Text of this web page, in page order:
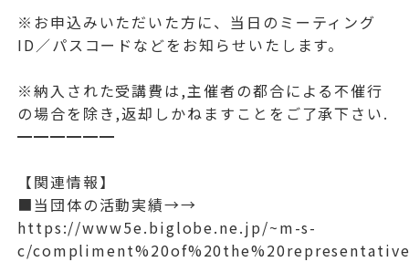
※お申込みいただいた方に、当日のミーティング
ID／パスコードなどをお知らせいたします。
※納入された受講費は,主催者の都合による不催行
の場合を除き,返却しかねますことをご了承下さい.
━━━━━━
【関連情報】
■当団体の活動実績→→
https://www5e.biglobe.ne.jp/~m-s-
c/